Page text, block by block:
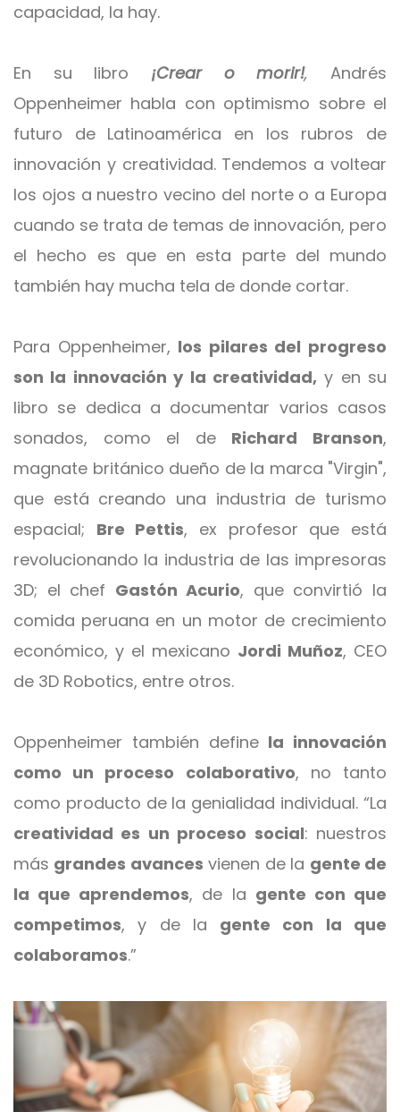
capacidad, la hay.
En su libro ¡Crear o morir!, Andrés
Oppenheimer habla con optimismo sobre el
futuro de Latinoamérica en los rubros de
innovación y creatividad. Tendemos a voltear
los ojos a nuestro vecino del norte o a Europa
cuando se trata de temas de innovación, pero
el hecho es que en esta parte del mundo
también hay mucha tela de donde cortar.
Para Oppenheimer, los pilares del progreso
son la innovación y la creatividad,y en su
libro se dedica a documentar varios casos
sonados, como el de Richard Branson,
magnate británico dueño de la marca "Virgin",
que está creando una industria de turismo
espacial; Bre Pettis, ex profesor que está
revolucionando la industria de las impresoras
3D; el chef Gastón Acurio, que convirtió la
comida peruana en un motor de crecimiento
económico, y el mexicano Jordi Muñoz, CEO
de 3D Robotics, entre otros.
Oppenheimer también define la innovación
como un proceso colaborativo, no tanto
como producto de la genialidad individual. “La
creatividad es un proceso social: nuestros
más grandes avances vienen de la gente de
la que aprendemos, de la gente con que
competimos, y de la gente con la que
colaboramos.”